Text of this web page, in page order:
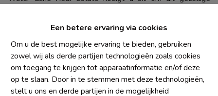
Een betere ervaring via cookies
Om u de best mogelijke ervaring te bieden, gebruiken
zowel wij als derde partijen technologieën zoals cookies
om toegang te krijgen tot apparaatinformatie en/of deze
op te slaan. Door in te stemmen met deze technologieën,
stelt u ons en derde partijen in de mogelijkheid
afstand van het winkelcentrum Rich'L.
Dankzij de bijzonder gewilde ligging biedt deze woning
snelle toegang tot de belangrijkste verkeersaders, winkels,
scholen, het openbaar vervoer en alle voorzieningen in het
centrum van Waterloo. Een ideale ligging voor zowel